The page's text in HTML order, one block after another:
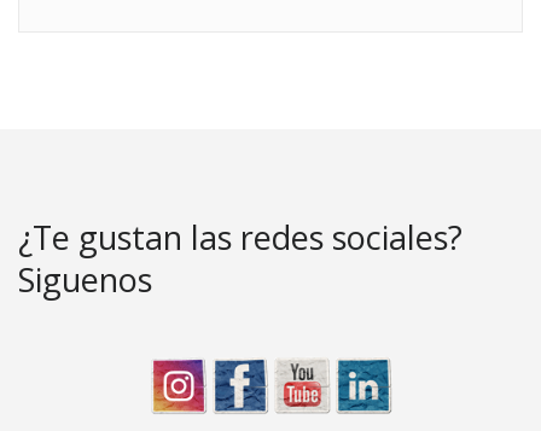
¿Te gustan las redes sociales?
Siguenos